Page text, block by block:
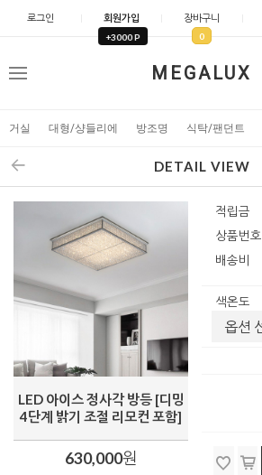
로그인 회원가입
+3000 P
장바구니
0
MEGALUX
메
거실 대형/샹들리에 방조명 식탁/팬던트
DETAIL VIEW
LED 아이스 정사각 방등 [디밍
4단계 밝기 조절 리모컨 포함]
630,000원
적립금
상품번호
배송비
색온도